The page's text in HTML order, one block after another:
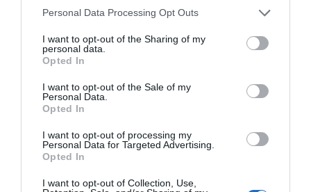
Please note that this website/app uses one or more Google
not limited to your visit or usage behaviour. You may click to
grant or deny consent to Google and its third-party tags to
use your data for below specified purposes in below Google
consent section.
Personal Data Processing Opt Outs
I want to opt-out of the Sharing of my
personal data.
Opted In
I want to opt-out of the Sale of my
Personal Data.
Opted In
I want to opt-out of processing my
Personal Data for Targeted Advertising.
Opted In
I want to opt-out of Collection, Use,
ΕΛΛΑΔΑ